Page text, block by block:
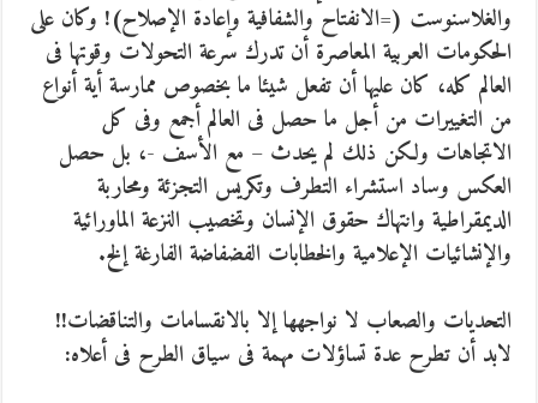
والغلاسنوست (=الانفتاح والشفافية وإعادة الإصلاح)! وكان على
الحكومات العربية المعاصرة أن تدرك سرعة التحولات وقوتها فى
العالم كله، كان عليها أن تفعل شيئا ما بخصوص ممارسة أية أنواع
من التغييرات من أجل ما حصل فى العالم أجمع وفى كل
الاتجاهات ولكن ذلك لم يحدث – مع الأسف -، بل حصل
العكس وساد استشراء التطرف وتكريس التجزئة ومحاربة
الديمقراطية وانتهاك حقوق الإنسان وتخصيب النزعة الماورائية
والإنشائيات الإعلامية والخطابات الفضفاضة الفارغة إلخ.
التحديات والصعاب لا نواجهها إلا بالانقسامات والتناقضات!!
لابد أن تطرح عدة تساؤلات مهمة فى سياق الطرح فى أعلاه: